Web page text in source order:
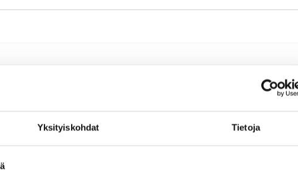
Yksityiskohdat Tietoja